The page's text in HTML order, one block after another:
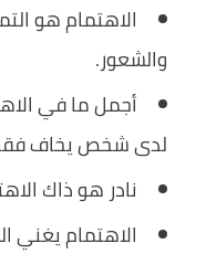
الاهتمام هو
والشعور.
أجمل ما في
لدى شخص يخاف
نادر هو ذاك
الاهتمام يغني